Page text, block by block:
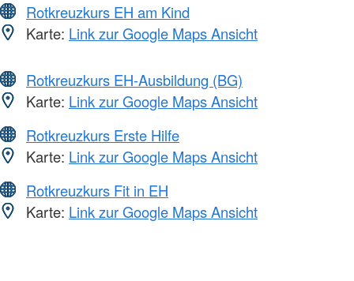
Rotkreuzkurs EH am Kind
Karte: Link zur Google Maps Ansicht
Rotkreuzkurs EH-Ausbildung (BG)
Karte: Link zur Google Maps Ansicht
Rotkreuzkurs Erste Hilfe
Karte: Link zur Google Maps Ansicht
Rotkreuzkurs Fit in EH
Karte: Link zur Google Maps Ansicht